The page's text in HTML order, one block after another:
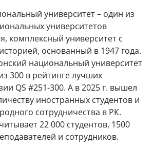
университет – один из
университетов
комплексный университет с
основанный в 1947 года.
национальный университет
300 в рейтинге лучших
QS #251-300. А в 2025 г. вышел
иностранных студентов и
сотрудничества в РК.
22 000 студентов, 1500
и сотрудников.